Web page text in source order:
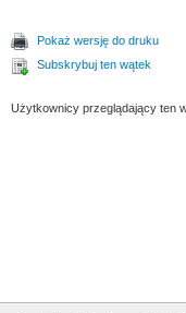
Pokaż wersję do druku
Subskrybuj ten wątek
Użytkownicy przeglądający ten